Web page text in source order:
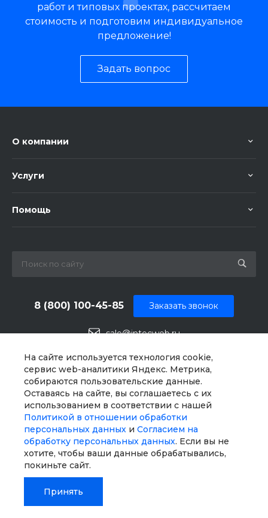
На сайте используется технология cookie,
сервис web-аналитики Яндекс. Метрика,
собираются пользовательские данные.
Оставаясь на сайте, вы соглашаетесь с их
использованием в соответствии с нашей
Политикой в отношении обработки
персональных данных и Согласием на
обработку персональных данных. Если вы не
хотите, чтобы ваши данные обрабатывались,
покиньте сайт.
Принять
работ и типовых проектах, рассчитаем
стоимость и подготовим индивидуальное
предложение!
Задать вопрос
О компании
Услуги
Помощь
8 (800) 100-45-85
sale@intecweb.ru
Заказать звонок
г. Челябинск, ул.Свободы, д. 93, оф. 6
© 2026 Universe SITE, Все права защищены